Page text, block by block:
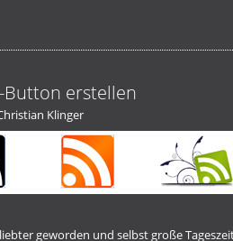
Button erstellen
Klinger
geworden und selbst große